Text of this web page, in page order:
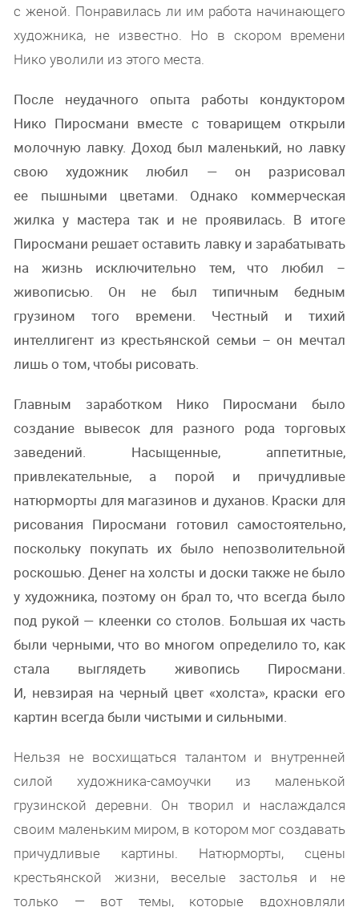
с женой. Понравилась ли им работа начинающего
художника, не известно. Но в скором времени
Нико уволили из этого места.
После неудачного опыта работы кондуктором
Нико Пиросмани вместе с товарищем открыли
молочную лавку. Доход был маленький, но лавку
свою художник любил — он разрисовал
ее пышными цветами. Однако коммерческая
жилка у мастера так и не проявилась. В итоге
Пиросмани решает оставить лавку и зарабатывать
на жизнь исключительно тем, что любил –
живописью. Он не был типичным бедным
грузином того времени. Честный и тихий
интеллигент из крестьянской семьи – он мечтал
лишь о том, чтобы рисовать.
Главным заработком Нико Пиросмани было
создание вывесок для разного рода торговых
заведений. Насыщенные, аппетитные,
привлекательные, а порой и причудливые
натюрморты для магазинов и духанов. Краски для
рисования Пиросмани готовил самостоятельно,
поскольку покупать их было непозволительной
роскошью. Денег на холсты и доски также не было
у художника, поэтому он брал то, что всегда было
под рукой — клеенки со столов. Большая их часть
были черными, что во многом определило то, как
стала выглядеть живопись Пиросмани.
И, невзирая на черный цвет «холста», краски его
картин всегда были чистыми и сильными.
Нельзя не восхищаться талантом и внутренней
силой художника-самоучки из маленькой
грузинской деревни. Он творил и наслаждался
своим маленьким миром, в котором мог создавать
причудливые картины. Натюрморты, сцены
крестьянской жизни, веселые застолья и не
только — вот темы, которые вдохновляли